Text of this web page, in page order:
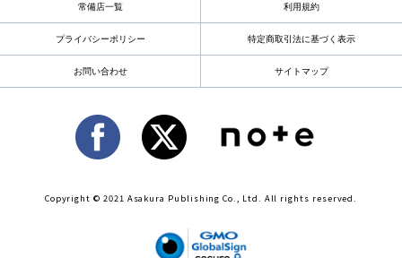
常備店一覧 利用規約
プライバシーポリシー 特定商取引法に基づく表示
お問い合わせ サイトマップ
Copyright © 2021 Asakura Publishing Co., Ltd. All rights reserved.